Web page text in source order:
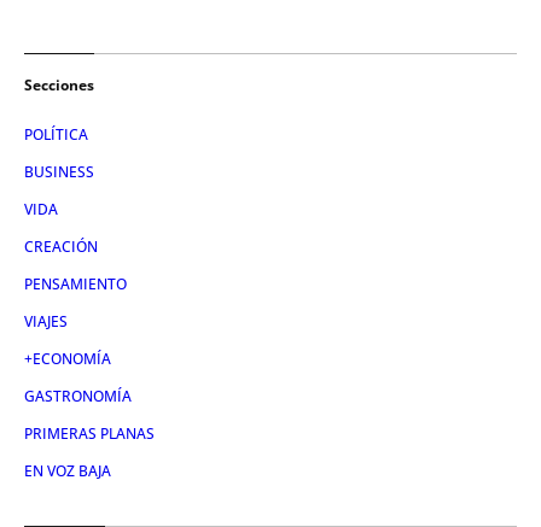
Secciones
POLÍTICA
BUSINESS
VIDA
CREACIÓN
PENSAMIENTO
VIAJES
+ECONOMÍA
GASTRONOMÍA
PRIMERAS PLANAS
EN VOZ BAJA